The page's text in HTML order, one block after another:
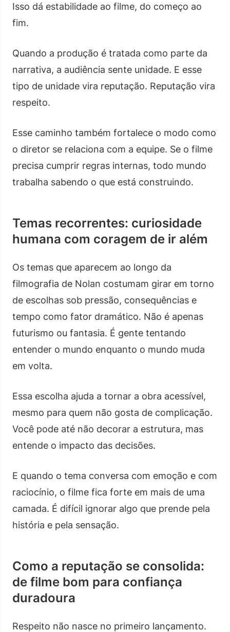
Isso dá estabilidade ao filme, do começo ao
fim.
Quando a produção é tratada como parte da
narrativa, a audiência sente unidade. E esse
tipo de unidade vira reputação. Reputação vira
respeito.
Esse caminho também fortalece o modo como
o diretor se relaciona com a equipe. Se o filme
precisa cumprir regras internas, todo mundo
trabalha sabendo o que está construindo.
Temas recorrentes: curiosidade
humana com coragem de ir além
Os temas que aparecem ao longo da
filmografia de Nolan costumam girar em torno
de escolhas sob pressão, consequências e
tempo como fator dramático. Não é apenas
futurismo ou fantasia. É gente tentando
entender o mundo enquanto o mundo muda
em volta.
Essa escolha ajuda a tornar a obra acessível,
mesmo para quem não gosta de complicação.
Você pode até não decorar a estrutura, mas
entende o impacto das decisões.
E quando o tema conversa com emoção e com
raciocínio, o filme fica forte em mais de uma
camada. É difícil ignorar algo que prende pela
história e pela sensação.
Como a reputação se consolida:
de filme bom para confiança
duradoura
Respeito não nasce no primeiro lançamento.